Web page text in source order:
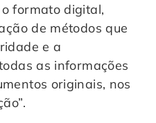
formato digital,
de métodos que
e a
as informações
originais, nos